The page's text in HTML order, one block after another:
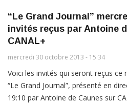
“Le Grand Journal”
invités reçus par Antoine
CANAL+
mercredi 30 octobre 2013 - 15:34
Voici les invités qui seront reçus ce
“Le Grand Journal”, présenté en
19:10 par Antoine de Caunes sur